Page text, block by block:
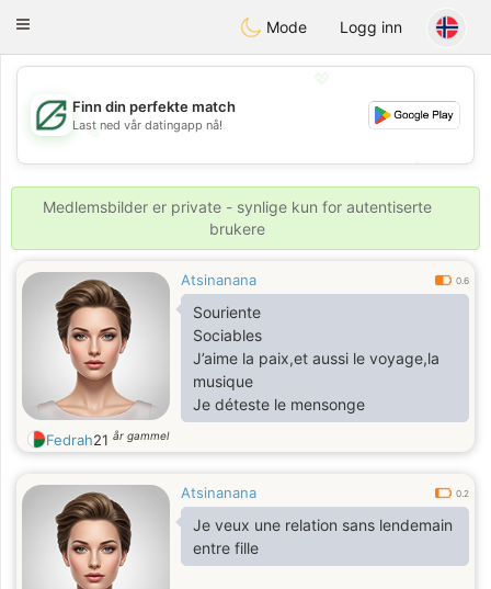
GulfDating
Toggle
Mode Logg inn
💖
💕
💕
Finn din perfekte match
Last ned vår datingapp nå!
Medlemsbilder er private - synlige kun for autentiserte
brukere
Atsinanana 0.6
Souriente
Sociables
J’aime la paix,et aussi le voyage,la
musique
Je déteste le mensonge
Fedrah21 år gammel
Atsinanana 0.2
Je veux une relation sans lendemain
entre fille